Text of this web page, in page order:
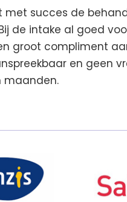
succes de
de intake al goed
groot compliment
en geen
maanden.